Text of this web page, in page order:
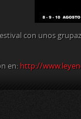
con unos
en: http://